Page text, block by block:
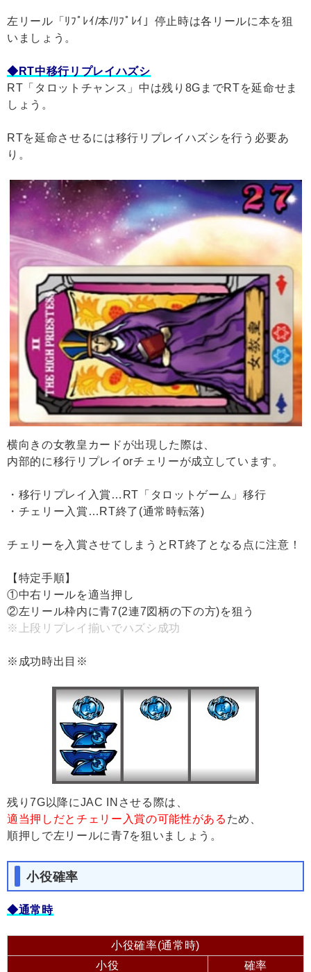
左リール「ﾘﾌﾟﾚｲ/本/ﾘﾌﾟﾚｲ」停止時は各リールに本を狙
いましょう。
◆RT中移行リプレイハズシ
RT「タロットチャンス」中は残り8GまでRTを延命せま
しょう。
RTを延命させるには移行リプレイハズシを行う必要あ
り。
横向きの女教皇カードが出現した際は、
内部的に移行リプレイorチェリーが成立しています。
・移行リプレイ入賞…RT「タロットゲーム」移行
・チェリー入賞…RT終了(通常時転落)
チェリーを入賞させてしまうとRT終了となる点に注意！
【特定手順】
①中右リールを適当押し
②左リール枠内に青7(2連7図柄の下の方)を狙う
※上段リプレイ揃いでハズシ成功
※成功時出目※
残り7G以降にJAC INさせる際は、
適当押しだとチェリー入賞の可能性がある ため、
順押しで左リールに青7を狙いましょう。
小役確率
◆通常時
小役確率(通常時)
小役
確率